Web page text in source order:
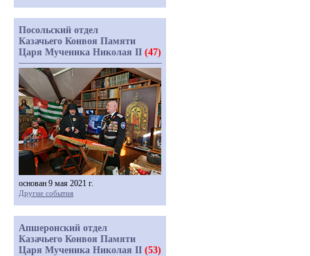
Посольский отдел
Казачьего Конвоя Памяти
Царя Мученика Николая II (47)
основан 9 мая 2021 г.
Другие события
Апшеронский отдел
Казачьего Конвоя Памяти
Царя Мученика Николая II (53)